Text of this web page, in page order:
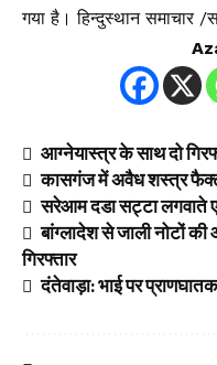
गया है। हिन्दुस्थान समाचार /
आग्नेयास्त्र के साथ दो
कासगंज में अवैध शस्त्र
सरेआम दडा सट्टा लगवाते
बांग्लादेश से जाली नोटों की
गिरफ्तार
दंतेवाड़ा: भाई पर